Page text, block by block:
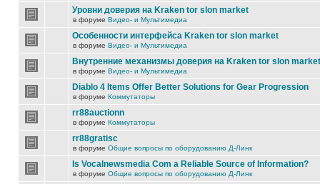
Уровни доверия на Kraken tor slon market
в форуме Видео- и Мультимедиа
Особенности интерфейса Kraken tor slon market
в форуме Видео- и Мультимедиа
Внутренние механизмы доверия на Kraken tor slon market
в форуме Видео- и Мультимедиа
Diablo 4 Items Offer Better Solutions for Gear Progression
в форуме Коммутаторы
rr88auctionn
в форуме Коммутаторы
rr88gratisc
в форуме Общие вопросы по оборудованию Д-Линк
Is Vocalnewsmedia Com a Reliable Source of Information?
в форуме Общие вопросы по оборудованию Д-Линк